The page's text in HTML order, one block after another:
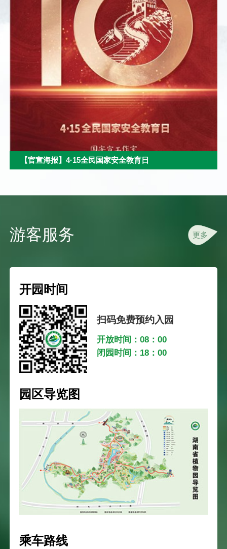
【官宣海报】4·15全民国家安全教育日
游客服务 更多
开园时间
扫码免费预约入园
开放时间：08：00
闭园时间：18：00
园区导览图
乘车路线